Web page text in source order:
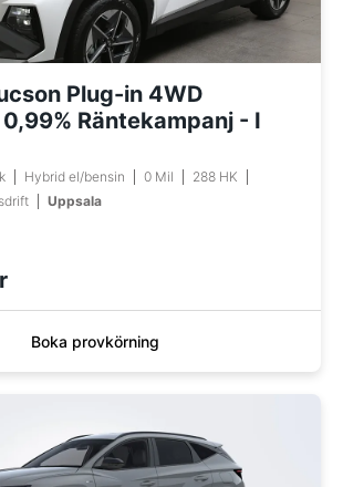
Plug-in 4WD
Räntekampanj - I
Hybrid el/bensin 0 Mil
288 HK
Uppsala
Boka provkörning